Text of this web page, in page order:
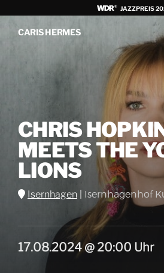
JAZZPREIS
CARIS HERMES
CHRIS
MEETS THE
LIONS
Isernhagen Isernhagenhof
17.08.2024 @ 20:00 Uhr